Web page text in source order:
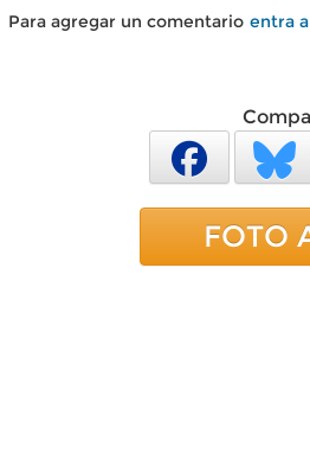
Para agregar un comentario entra
FOTO